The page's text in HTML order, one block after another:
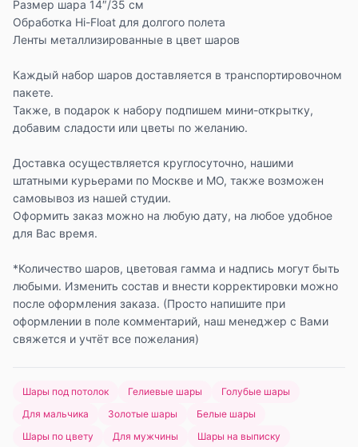
Размер шара 14″/35 см
Обработка Hi-Float для долгого полета
Ленты металлизированные в цвет шаров
Каждый набор шаров доставляется в транспортировочном
пакете.
Также, в подарок к набору подпишем мини-открытку,
добавим сладости или цветы по желанию.
Доставка осуществляется круглосуточно, нашими
штатными курьерами по Москве и МО, также возможен
самовывоз из нашей студии.
Оформить заказ можно на любую дату, на любое удобное
для Вас время.
*Количество шаров, цветовая гамма и надпись могут быть
любыми. Изменить состав и внести корректировки можно
после оформления заказа. (Просто напишите при
оформлении в поле комментарий, наш менеджер с Вами
свяжется и учтёт все пожелания)
Шары под потолок Гелиевые шары
Голубые шары
Для мальчика
Золотые шары
Белые шары
Шары по цвету
Для мужчины
Шары на выписку